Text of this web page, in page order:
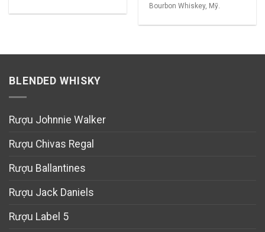
Bourbon Whiskey, Mỹ.
BLENDED WHISKY
Rượu Johnnie Walker
Rượu Chivas Regal
Rượu Ballantines
Rượu Jack Daniels
Rượu Label 5